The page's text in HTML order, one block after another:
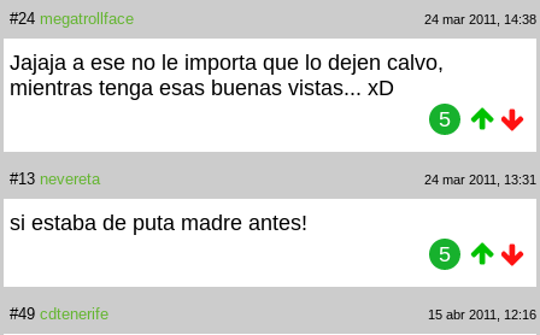
#24 megatrollface 24 mar 2011, 14:38
Jajaja a ese no le importa que lo dejen calvo,
mientras tenga esas buenas vistas... xD
5
#13 nevereta 24 mar 2011, 13:31
si estaba de puta madre antes!
5
#49 cdtenerife 15 abr 2011, 12:16